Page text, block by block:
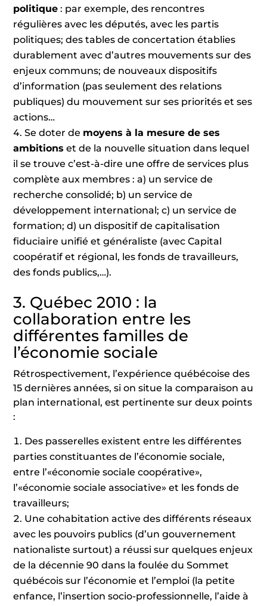
politique : par exemple, des rencontres
régulières avec les députés, avec les partis
politiques; des tables de concertation établies
durablement avec d’autres mouvements sur des
enjeux communs; de nouveaux dispositifs
d’information (pas seulement des relations
publiques) du mouvement sur ses priorités et ses
actions…
Se doter de moyens à la mesure de ses
ambitions et de la nouvelle situation dans lequel
il se trouve c’est-à-dire une offre de services plus
complète aux membres : a) un service de
recherche consolidé; b) un service de
développement international; c) un service de
formation; d) un dispositif de capitalisation
fiduciaire unifié et généraliste (avec Capital
coopératif et régional, les fonds de travailleurs,
des fonds publics,…).
3. Québec 2010 : la
collaboration entre les
différentes familles de
l’économie sociale
Rétrospectivement, l’expérience québécoise des
15 dernières années, si on situe la comparaison au
plan international, est pertinente sur deux points
:
Des passerelles existent entre les différentes
parties constituantes de l’économie sociale,
entre l’«économie sociale coopérative»,
l’«économie sociale associative» et les fonds de
travailleurs;
Une cohabitation active des différents réseaux
avec les pouvoirs publics (d’un gouvernement
nationaliste surtout) a réussi sur quelques enjeux
de la décennie 90 dans la foulée du Sommet
québécois sur l’économie et l’emploi (la petite
enfance, l’insertion socio-professionnelle, l’aide à